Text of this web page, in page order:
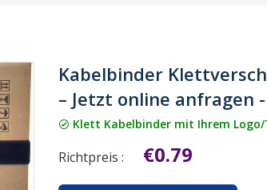
Kabelbinder
– Jetzt online
Klett Kabelbinder mit Ihrem
Richtpreis : €0.79